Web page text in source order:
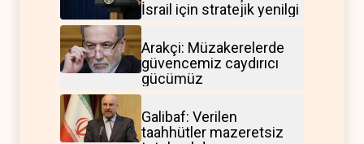
İsrail için stratejik yenilgi
Arakçi: Müzakerelerde
güvencemiz caydırıcı
gücümüz
Galibaf: Verilen
taahhütler mazeretsiz